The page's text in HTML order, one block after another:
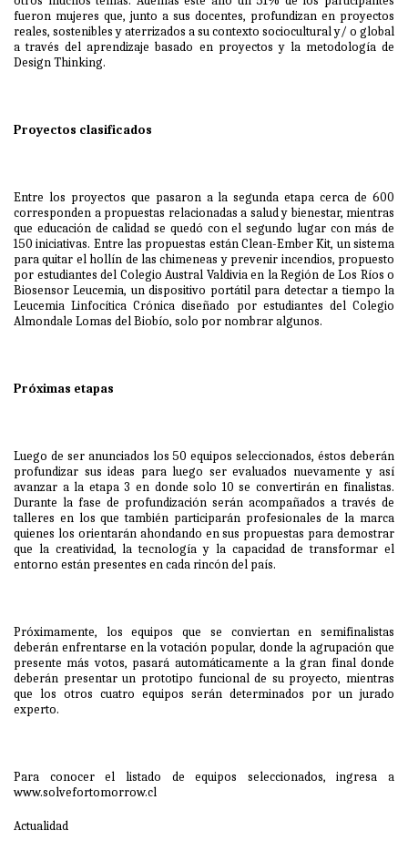
fueron mujeres que, junto a sus docentes, profundizan en proyectos
reales, sostenibles y aterrizados a su contexto sociocultural y/ o global
a través del aprendizaje basado en proyectos y la metodología de
Design Thinking.
Proyectos clasificados
Entre los proyectos que pasaron a la segunda etapa cerca de 600
corresponden a propuestas relacionadas a salud y bienestar, mientras
que educación de calidad se quedó con el segundo lugar con más de
150 iniciativas. Entre las propuestas están Clean-Ember Kit, un sistema
para quitar el hollín de las chimeneas y prevenir incendios, propuesto
por estudiantes del Colegio Austral Valdivia en la Región de Los Ríos o
Biosensor Leucemia, un dispositivo portátil para detectar a tiempo la
Leucemia Linfocítica Crónica diseñado por estudiantes del Colegio
Almondale Lomas del Biobío, solo por nombrar algunos.
Próximas etapas
Luego de ser anunciados los 50 equipos seleccionados, éstos deberán
profundizar sus ideas para luego ser evaluados nuevamente y así
avanzar a la etapa 3 en donde solo 10 se convertirán en finalistas.
Durante la fase de profundización serán acompañados a través de
talleres en los que también participarán profesionales de la marca
quienes los orientarán ahondando en sus propuestas para demostrar
que la creatividad, la tecnología y la capacidad de transformar el
entorno están presentes en cada rincón del país.
Próximamente, los equipos que se conviertan en semifinalistas
deberán enfrentarse en la votación popular, donde la agrupación que
presente más votos, pasará automáticamente a la gran final donde
deberán presentar un prototipo funcional de su proyecto, mientras
que los otros cuatro equipos serán determinados por un jurado
experto.
Para conocer el listado de equipos seleccionados, ingresa a
www.solvefortomorrow.cl
Actualidad